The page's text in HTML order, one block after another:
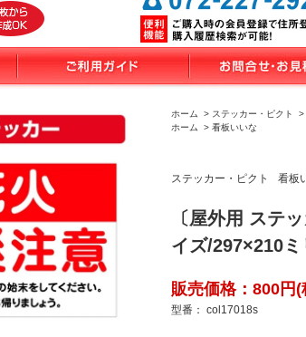
ホーム > ステッカー・ピクト >
ホーム
> 看板いいな
ステッカー・ピクト 看板
〔屋外用 ステ
イズ/297×210ミ
販売価格：800円(
型番： col17018s